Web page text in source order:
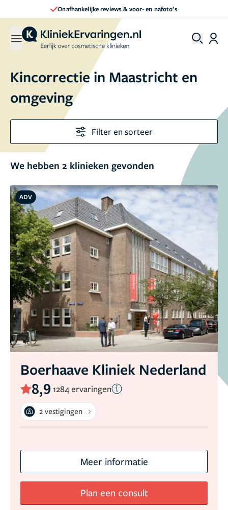
Onafhankelijke reviews & voor- en nafoto’s
Kincorrectie in Maastricht en
omgeving
Filter en sorteer
We hebben 2 klinieken gevonden
ADV
Boerhaave Kliniek Nederland
8,9 1284 ervaringen
2 vestigingen
Meer informatie
Plan een consult